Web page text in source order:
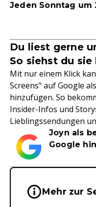
Jeden Sonntag um
Du liest gerne
So siehst du
Mit nur einem Klick
Screens" auf Google
hinzufügen. So
Insider-Infos und
Lieblingssendungen
Joyn als
Google
Wichtige
Mehr zur